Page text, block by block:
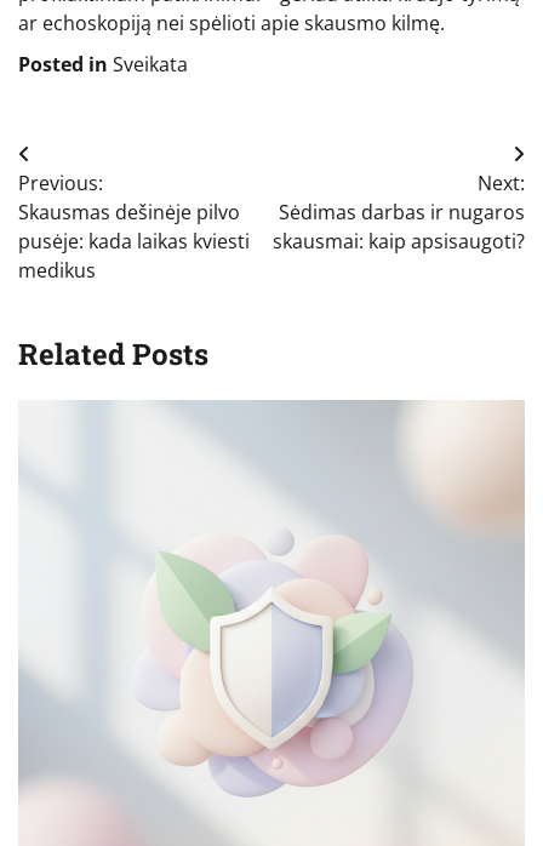
ar echoskopiją nei spėlioti apie skausmo kilmę.
Posted in Sveikata
Navigacija
tarp
įrašų
Previous:
Skausmas dešinėje pilvo
pusėje: kada laikas kviesti
medikus
Next:
Sėdimas darbas ir nugaros
skausmai: kaip apsisaugoti?
Related Posts